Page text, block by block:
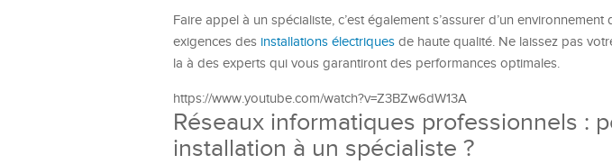
Faire appel à un spécialiste, c’est également s’assurer d’un
exigences des installations électriques de haute qualité. Ne laissez pas
la à des experts qui vous garantiront des performances optimales.
https://www.youtube.com/watch?v=Z3BZw6dW13A
Réseaux informatiques professionnels :
installation à un spécialiste ?